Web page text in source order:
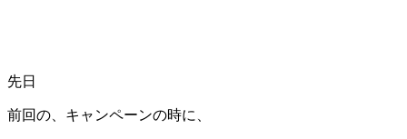
先日
前回の、キャンペーンの時に、